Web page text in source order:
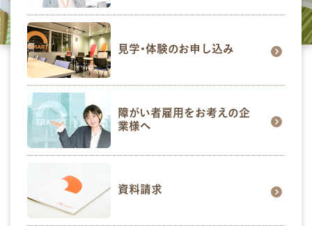
見学･体験のお申し込み
障がい者雇用をお考えの企
業様へ
資料請求